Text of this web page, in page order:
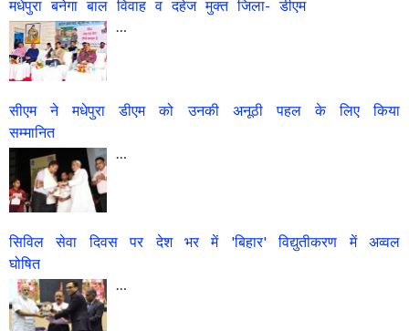
मधेपुरा बनेगा बाल विवाह व दहेज मुक्त जिला- डीएम
…
सीएम ने मधेपुरा डीएम को उनकी अनूठी पहल के लिए किया
सम्मानित
सिविल सेवा दिवस पर देश भर में 'बिहार' विद्युतीकरण में अव्वल
घोषित
…